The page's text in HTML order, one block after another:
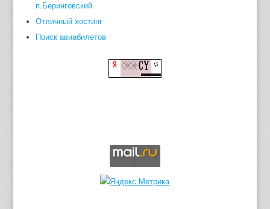
п.Беринговский
Отличный хостинг
Поиск авиабилетов